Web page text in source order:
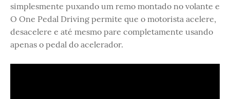
simplesmente puxando um remo montado no volante e
O One Pedal Driving permite que o motorista acelere,
desacelere e até mesmo pare completamente usando
apenas o pedal do acelerador.